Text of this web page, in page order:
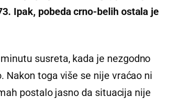
Ipak, pobeda crno-belih ostala je
susreta, kada je nezgodno
toga više se nije vraćao ni
postalo jasno da situacija nije